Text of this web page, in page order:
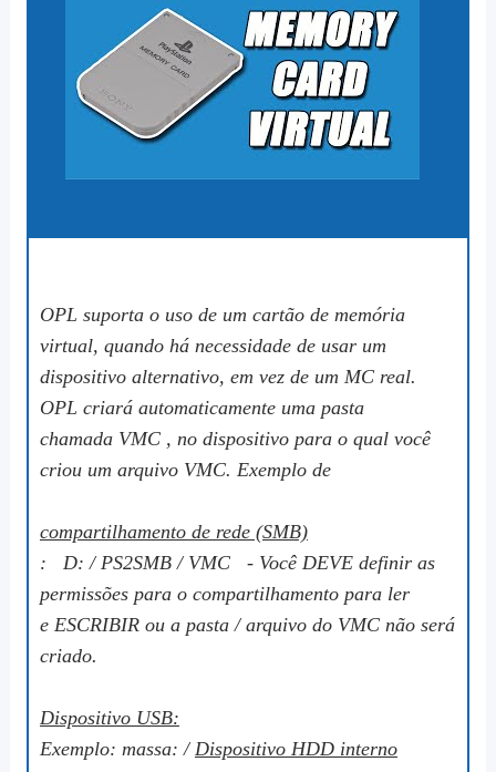
OPL suporta o uso de um cartão de memória
virtual, quando há necessidade de usar um
dispositivo alternativo, em vez de um MC real.
OPL criará automaticamente uma pasta
chamada VMC, no dispositivo para o qual você
criou um arquivo VMC. Exemplo de
compartilhamento de rede (SMB)
: D: / PS2SMB/ VMC- Você DEVE definir as
permissões para o compartilhamento para ler
e ESCRIBIRou a pasta / arquivo do VMC não será
criado.
Dispositivo USB:
Exemplo: massa: /Dispositivo HDD interno